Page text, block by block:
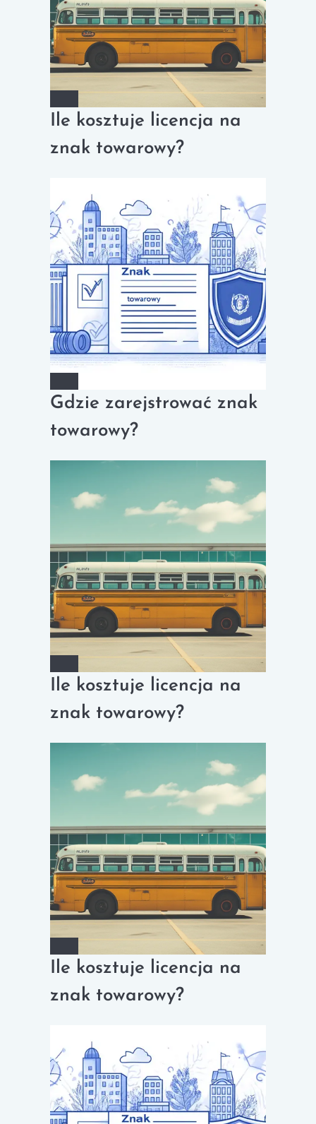
Ile kosztuje licencja na
znak towarowy?
Gdzie zarejstrować znak
towarowy?
Ile kosztuje licencja na
znak towarowy?
Ile kosztuje licencja na
znak towarowy?